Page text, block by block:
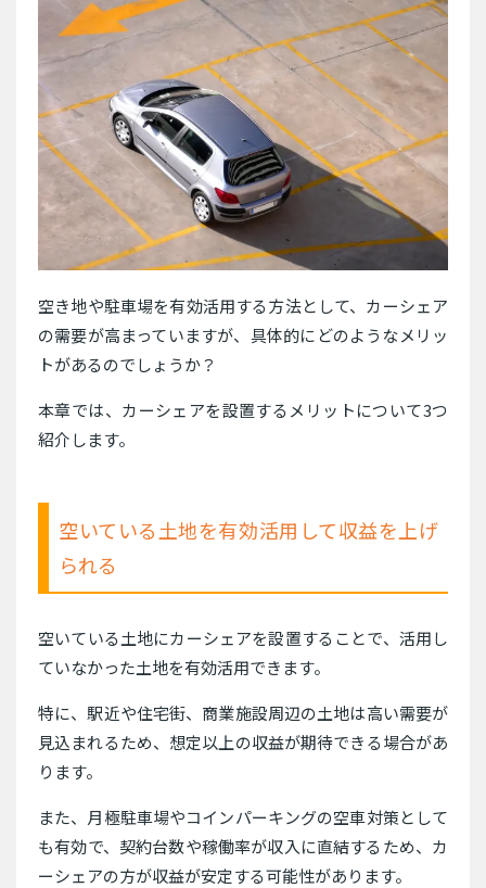
空き地や駐車場を有効活用する方法として、カーシェア
の需要が高まっていますが、具体的にどのようなメリッ
トがあるのでしょうか？
本章では、カーシェアを設置するメリットについて3つ
紹介します。
空いている土地を有効活用して収益を上げ
られる
空いている土地にカーシェアを設置することで、活用し
ていなかった土地を有効活用できます。
特に、駅近や住宅街、商業施設周辺の土地は高い需要が
見込まれるため、想定以上の収益が期待できる場合があ
ります。
また、月極駐車場やコインパーキングの空車対策として
も有効で、契約台数や稼働率が収入に直結するため、カ
ーシェアの方が収益が安定する可能性があります。